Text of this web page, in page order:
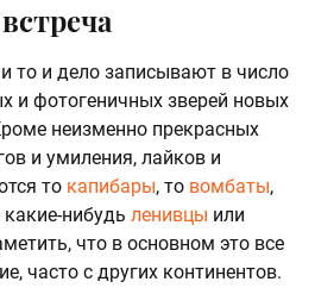
то и дело записывают в число
и фотогеничных зверей новых
неизменно прекрасных
и умиления, лайков и
то капибары, то вомбаты,
какие-нибудь ленивцы или
что в основном это все
часто с других континентов.